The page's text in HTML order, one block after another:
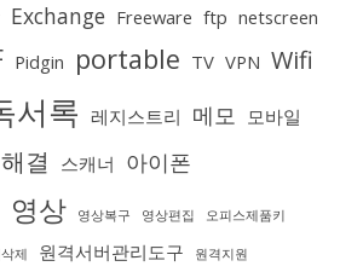
Exchange Freeware ftp netscreen
Pidgin portable TV VPN Wifi
서록 레지스트리 메모 모바일
결 스캐너 아이폰
영상 영상복구 영상편집 오피스제품키
제 원격서버관리도구 원격지원